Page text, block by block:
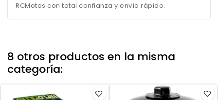
RCMotos con total confianza y envío rápido.
8 otros productos en la misma
categoría: